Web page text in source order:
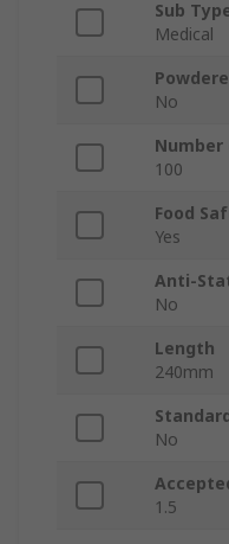
Sub
Medical
No
Number
100
Food
Yes
Anti-
No
Length
240mm
No
1.5